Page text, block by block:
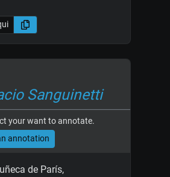
Sanguinetti
your want to annotate.
annotation
de París,